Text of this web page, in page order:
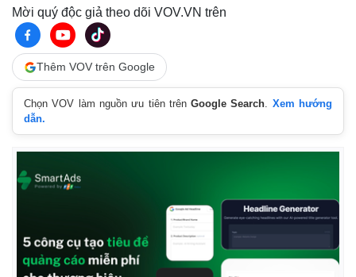
Mời quý độc giả theo dõi VOV.VN trên
Thêm VOV trên Google
Chọn VOV làm nguồn ưu tiên trênGoogle Search. Xem hướng
dẫn.